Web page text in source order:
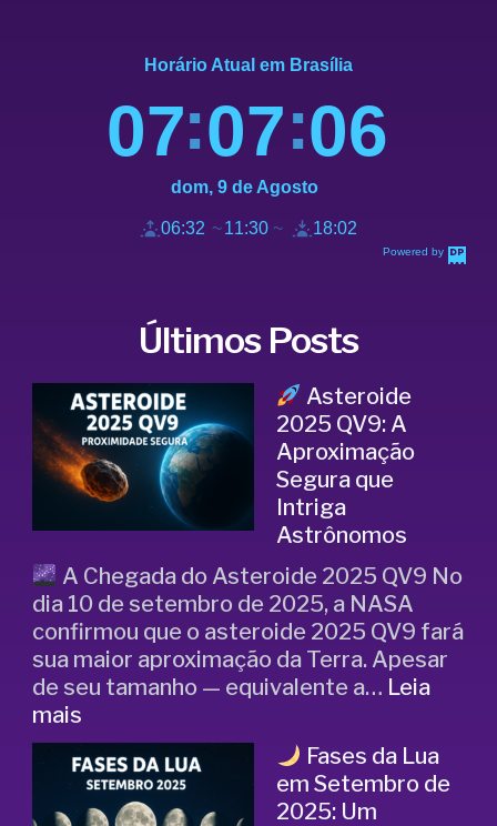
Powered by
Horário Atual em Brasília
07 07 07
dom, 9 de Agosto
06:32 11:30 18:02
Últimos Posts
Asteroide
2025 QV9: A
Aproximação
Segura que
Intriga
Astrônomos
A Chegada do Asteroide 2025 QV9 No
dia 10 de setembro de 2025, a NASA
confirmou que o asteroide 2025 QV9 fará
sua maior aproximação da Terra. Apesar
de seu tamanho — equivalente a… Leia
mais
Fases da Lua
em Setembro de
2025: Um